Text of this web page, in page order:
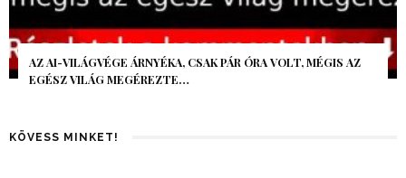
AZ AI-VILÁGVÉGE ÁRNYÉKA, CSAK PÁR ÓRA VOLT, MÉGIS AZ
EGÉSZ VILÁG MEGÉREZTE…
KÖVESS MINKET!